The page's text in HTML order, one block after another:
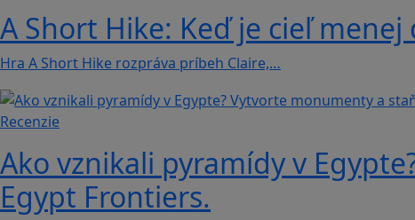
A Short Hike: Keď je cieľ
Hra A Short Hike rozpráva príbeh Claire,…
Recenzie
Ako vznikali pyramídy v
Egypt Frontiers.